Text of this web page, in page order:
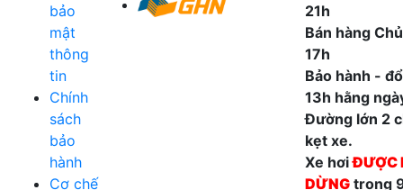
bảo
mật
thông
tin
Chính
sách
bảo
hành
Cơ chế
21h
Bán hàng
17h
Bảo hành -
13h hằng
Đường lớn 2
kẹt xe.
Xe hơiĐƯỢC
DỪNG trong